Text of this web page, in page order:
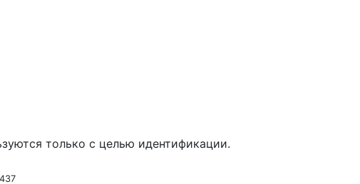
только с целью идентификации.